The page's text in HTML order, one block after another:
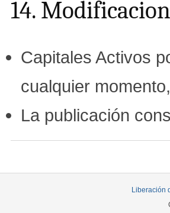
14.
Capitales Activos
cualquier
La publicación
Liberación